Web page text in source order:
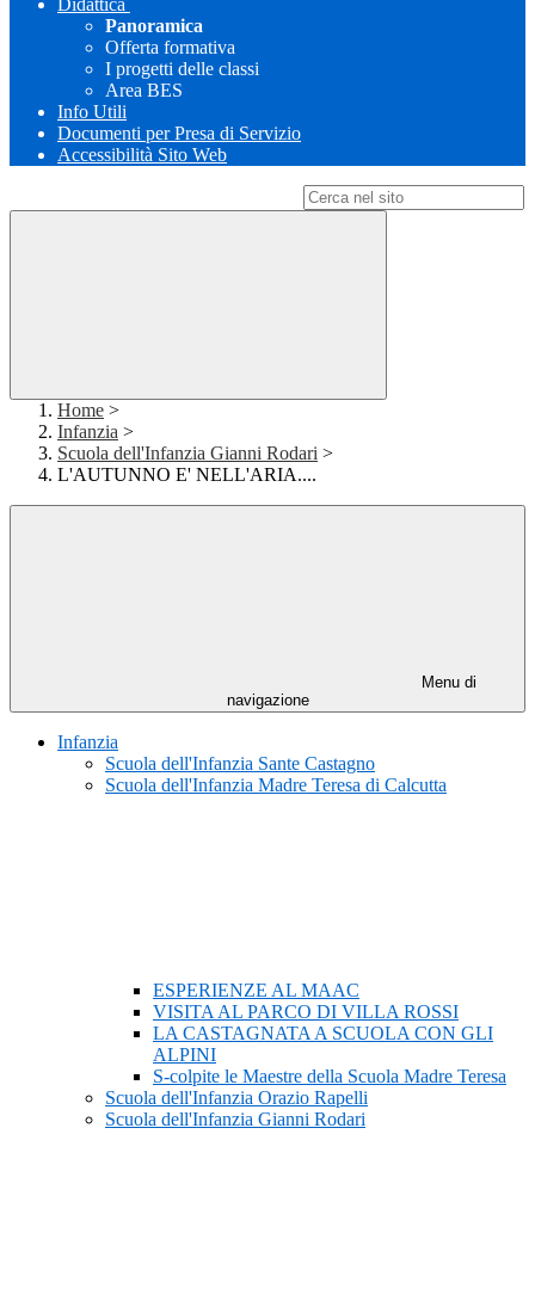
Didattica
Panoramica
Offerta formativa
I progetti delle classi
Area BES
Info Utili
Documenti per Presa di Servizio
Accessibilità Sito Web
Home >
Infanzia >
Scuola dell'Infanzia Gianni Rodari >
L'AUTUNNO E' NELL'ARIA....
Menu di
navigazione
Infanzia
Scuola dell'Infanzia Sante Castagno
Scuola dell'Infanzia Madre Teresa di Calcutta
ESPERIENZE AL MAAC
VISITA AL PARCO DI VILLA ROSSI
LA CASTAGNATA A SCUOLA CON GLI
ALPINI
S-colpite le Maestre della Scuola Madre Teresa
Scuola dell'Infanzia Orazio Rapelli
Scuola dell'Infanzia Gianni Rodari